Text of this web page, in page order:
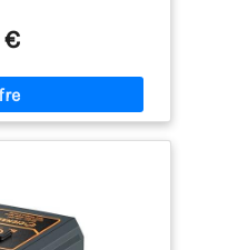
circulaire avec
8ft et une plage de
luminosité peut être
sécurité II, puissance
pour l'intérieur et
à jour 4x 360°】
de la pièce. Le
complète de
de compléter la
€